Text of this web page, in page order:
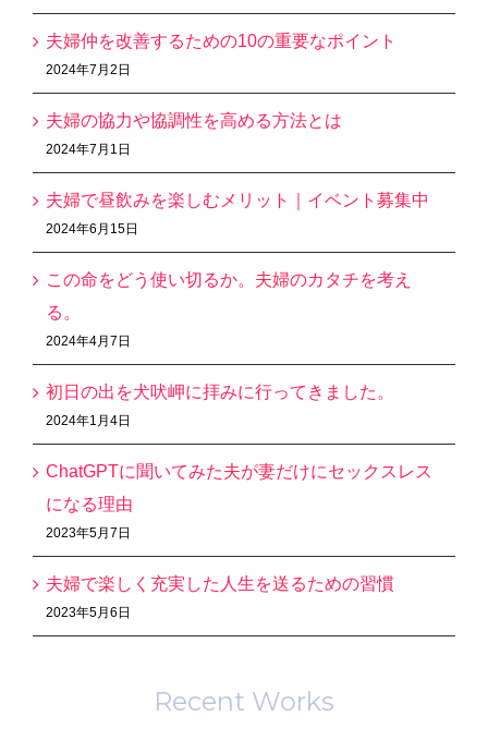
夫婦仲を改善するための10の重要なポイント
2024年7月2日
夫婦の協力や協調性を高める方法とは
2024年7月1日
夫婦で昼飲みを楽しむメリット｜イベント募集中
2024年6月15日
この命をどう使い切るか。夫婦のカタチを考え
る。
2024年4月7日
初日の出を犬吠岬に拝みに行ってきました。
2024年1月4日
ChatGPTに聞いてみた夫が妻だけにセックスレス
になる理由
2023年5月7日
夫婦で楽しく充実した人生を送るための習慣
2023年5月6日
Recent Works